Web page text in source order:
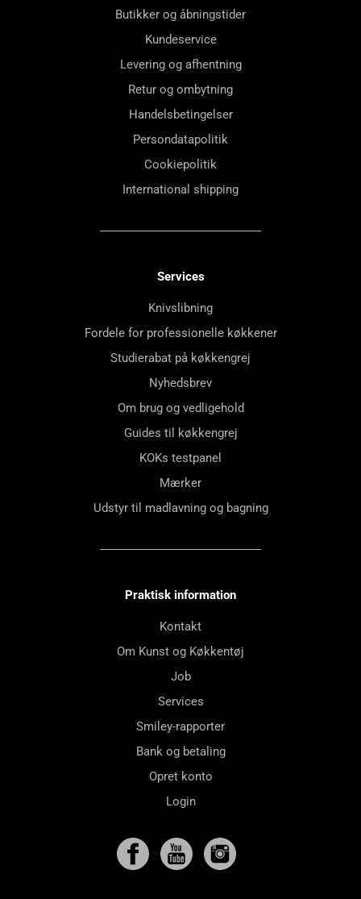
Butikker og åbningstider
Kundeservice
Levering og afhentning
Retur og ombytning
Handelsbetingelser
Persondatapolitik
Cookiepolitik
International shipping
Services
Knivslibning
Fordele for professionelle køkkener
Studierabat på køkkengrej
Nyhedsbrev
Om brug og vedligehold
Guides til køkkengrej
KOKs testpanel
Mærker
Udstyr til madlavning og bagning
Praktisk information
Kontakt
Om Kunst og Køkkentøj
Job
Services
Smiley-rapporter
Bank og betaling
Opret konto
Login